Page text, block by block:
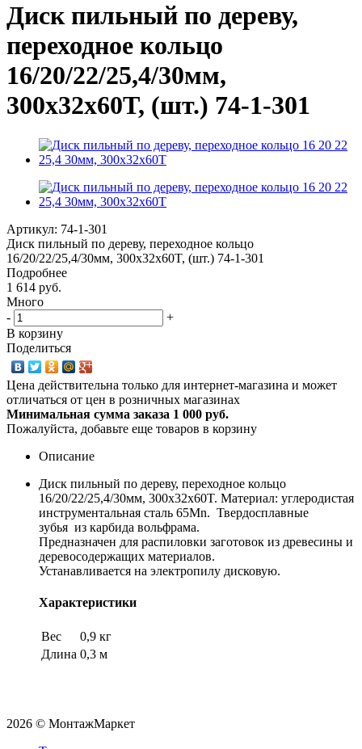
Диск пильный по дереву,
переходное кольцо
16/20/22/25,4/30мм,
300x32x60T, (шт.) 74-1-301
Артикул: 74-1-301
Диск пильный по дереву, переходное кольцо
16/20/22/25,4/30мм, 300x32x60T, (шт.) 74-1-301
Подробнее
1 614 руб.
Много
-
+
В корзину
Поделиться
Цена действительна только для интернет-магазина и может
отличаться от цен в розничных магазинах
Минимальная сумма заказа 1 000 руб.
Пожалуйста, добавьте еще товаров в корзину
Описание
Диск пильный по дереву, переходное кольцо
16/20/22/25,4/30мм, 300x32x60T. Материал: углеродистая
инструментальная сталь 65Mn. Твердосплавные
зубья из карбида вольфрама.
Предназначен для распиловки заготовок из древесины и
деревосодержащих материалов.
Устанавливается на электропилу дисковую.
Характеристики
Вес
0,9 кг
Длина 0,3 м
2026 © МонтажМаркет